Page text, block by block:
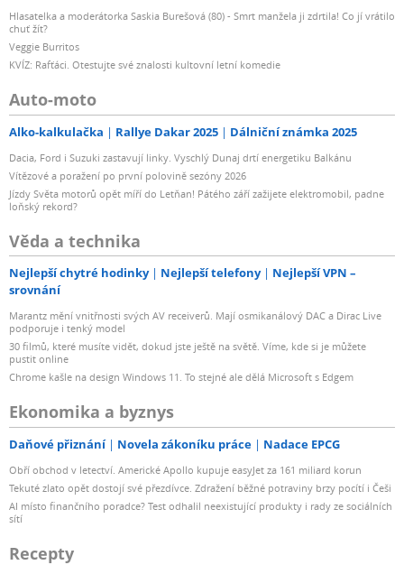
Hlasatelka a moderátorka Saskia Burešová (80) - Smrt manžela ji zdrtila! Co jí vrátilo
chuť žít?
Veggie Burritos
KVÍZ: Rafťáci. Otestujte své znalosti kultovní letní komedie
Auto-moto
Alko-kalkulačka Rallye Dakar 2025 Dálniční známka 2025
Dacia, Ford i Suzuki zastavují linky. Vyschlý Dunaj drtí energetiku Balkánu
Vítězové a poražení po první polovině sezóny 2026
Jízdy Světa motorů opět míří do Letňan! Pátého září zažijete elektromobil, padne
loňský rekord?
Věda a technika
Nejlepší chytré hodinky Nejlepší telefony
Nejlepší VPN –
srovnání
Marantz mění vnitřnosti svých AV receiverů. Mají osmikanálový DAC a Dirac Live
podporuje i tenký model
30 filmů, které musíte vidět, dokud jste ještě na světě. Víme, kde si je můžete
pustit online
Chrome kašle na design Windows 11. To stejné ale dělá Microsoft s Edgem
Ekonomika a byznys
Daňové přiznání Novela zákoníku práce Nadace EPCG
Obří obchod v letectví. Americké Apollo kupuje easyJet za 161 miliard korun
Tekuté zlato opět dostojí své přezdívce. Zdražení běžné potraviny brzy pocítí i Češi
AI místo finančního poradce? Test odhalil neexistující produkty i rady ze sociálních
sítí
Recepty